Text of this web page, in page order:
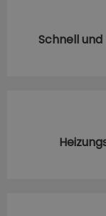
Schnell